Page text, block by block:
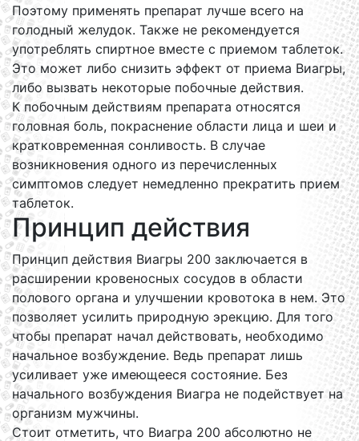
Поэтому применять препарат лучше всего на
голодный желудок. Также не рекомендуется
употреблять спиртное вместе с приемом таблеток.
Это может либо снизить эффект от приема Виагры,
либо вызвать некоторые побочные действия.
К побочным действиям препарата относятся
головная боль, покраснение области лица и шеи и
кратковременная сонливость. В случае
возникновения одного из перечисленных
симптомов следует немедленно прекратить прием
таблеток.
Принцип действия
Принцип действия Виагры 200 заключается в
расширении кровеносных сосудов в области
полового органа и улучшении кровотока в нем. Это
позволяет усилить природную эрекцию. Для того
чтобы препарат начал действовать, необходимо
начальное возбуждение. Ведь препарат лишь
усиливает уже имеющееся состояние. Без
начального возбуждения Виагра не подействует на
организм мужчины.
Стоит отметить, что Виагра 200 абсолютно не